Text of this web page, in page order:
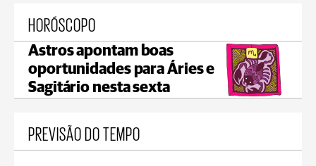
HORÓSCOPO
Astros apontam boas
oportunidades para Áries e
Sagitário nesta sexta
PREVISÃO DO TEMPO